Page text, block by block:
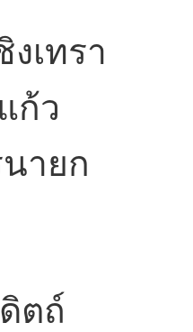
เทรา
ก้ว
ายก
ตถ์